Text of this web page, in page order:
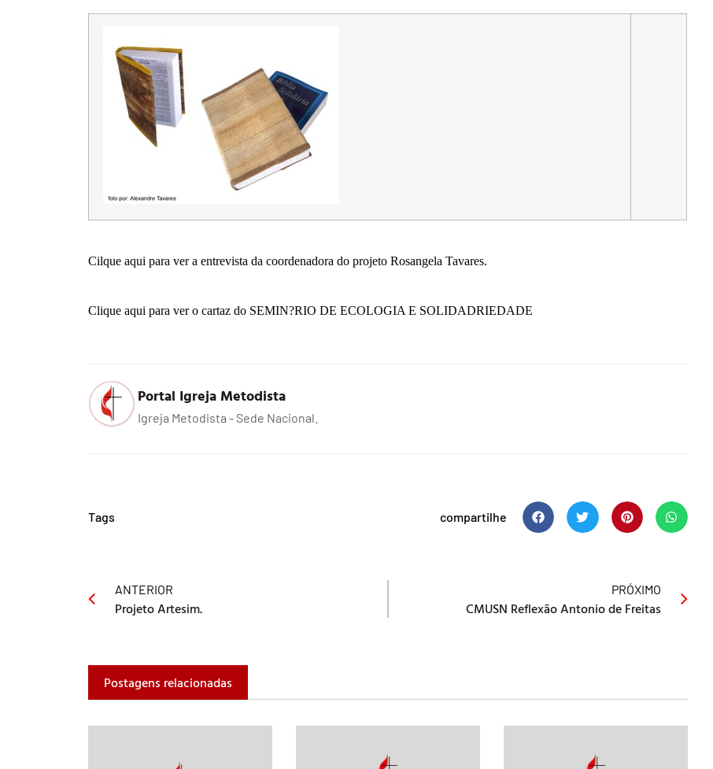
Cilque aqui para ver a entrevista da coordenadora do projeto Rosangela Tavares.
Clique aqui para ver o cartaz do SEMIN?RIO DE ECOLOGIA E SOLIDADRIEDADE
Portal Igreja Metodista
Igreja Metodista - Sede Nacional.
Tags compartilhe
ANTERIOR
Projeto Artesim.
PRÓXIMO
CMUSN Reflexão Antonio de Freitas
Postagens relacionadas